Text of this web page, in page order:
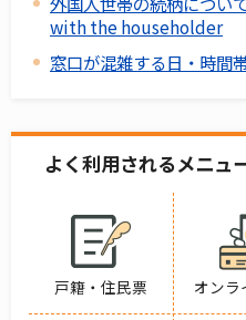
with the householder
窓口が混雑する日・時間
よく利用されるメニュ
戸籍・住民票 オンラ